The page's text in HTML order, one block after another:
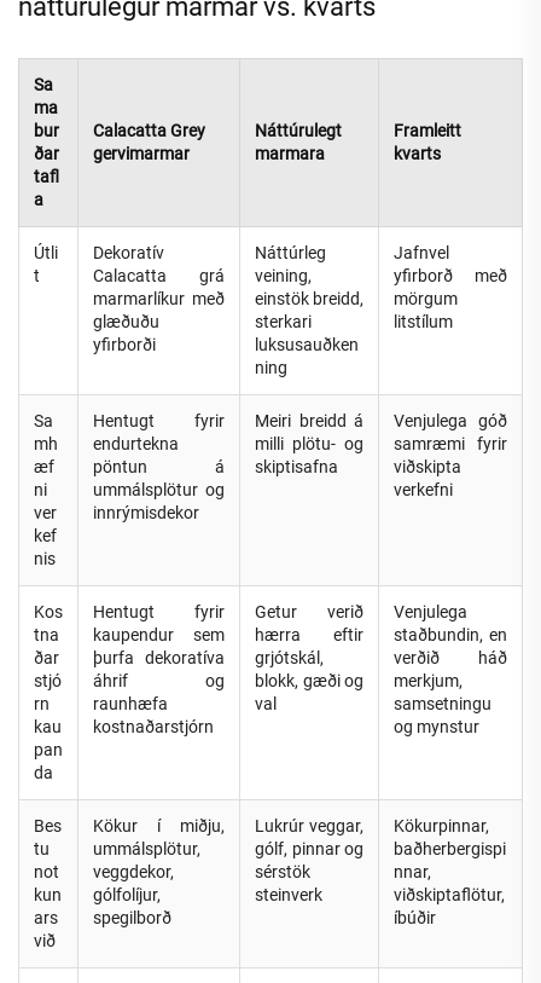
náttúrulegur marmar vs. kvarts
Sa
ma
bur
ðar
tafl
a
Calacatta Grey
gervimarmar
Náttúrulegt
marmara
Framleitt
kvarts
Útli
t
Dekoratív
Calacatta grá
marmarlíkur með
glæðuðu
yfirborði
Náttúrleg
veining,
einstök breidd,
sterkari
luksusauðken
ning
Jafnvel
yfirborð með
mörgum
litstílum
Sa
mh
æf
ni
ver
kef
nis
Hentugt fyrir
endurtekna
pöntun á
ummálsplötur og
innrýmisdekor
Meiri breidd á
milli plötu- og
skiptisafna
Venjulega góð
samræmi fyrir
viðskipta
verkefni
Kos
tna
ðar
stjó
rn
kau
pan
da
Hentugt fyrir
kaupendur sem
þurfa dekoratíva
áhrif og
raunhæfa
kostnaðarstjórn
Getur verið
hærra eftir
grjótskál,
blokk, gæði og
val
Venjulega
staðbundin, en
verðið háð
merkjum,
samsetningu
og mynstur
Bes
tu
not
kun
ars
við
Kökur í miðju,
ummálsplötur,
veggdekor,
gólfolíjur,
spegilborð
Lukrúr veggar,
gólf, pinnar og
sérstök
steinverk
Kökurpinnar,
baðherbergispi
nnar,
viðskiptaflötur,
íbúðir